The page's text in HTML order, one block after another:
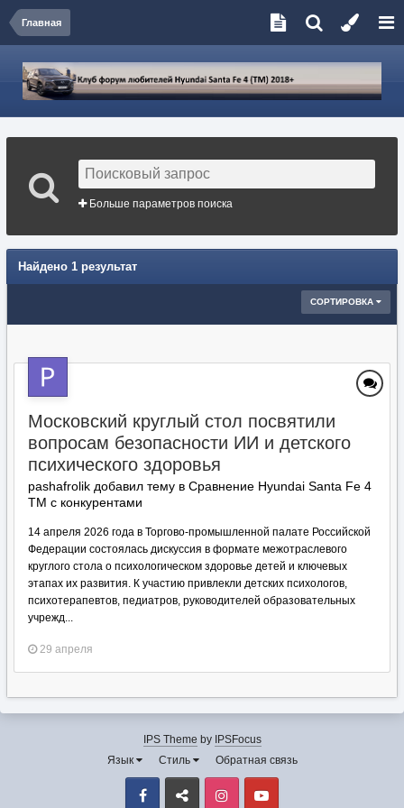
Главная
Больше параметров поиска
Найдено 1 результат
СОРТИРОВКА
Московский круглый стол посвятили
вопросам безопасности ИИ и детского
психического здоровья
pashafrolik добавил тему в Сравнение Hyundai Santa Fe 4
TM с конкурентами
14 апреля 2026 года в Торгово-промышленной палате Российской
Федерации состоялась дискуссия в формате межотраслевого
круглого стола о психологическом здоровье детей и ключевых
этапах их развития. К участию привлекли детских психологов,
психотерапевтов, педиатров, руководителей образовательных
учрежд...
29 апреля
IPS Theme by IPSFocus
Язык
Стиль Обратная связь
Facebook VK Instagram